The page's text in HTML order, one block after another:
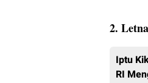
2.
Iptu
RI